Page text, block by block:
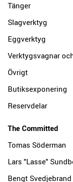
Tänger
Slagverktyg
Eggverktyg
Verktygsvagnar
Övrigt
Butiksexponering
Reservdelar
The Committed
Tomas Söderman
Lars "Lasse"
Bengt Svedjebrand